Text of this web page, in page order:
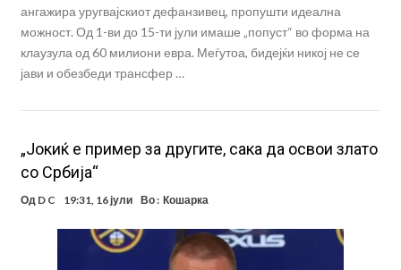
ангажира уругвајскиот дефанзивец, пропушти идеална
можност. Од 1-ви до 15-ти јули имаше „попуст“ во форма на
клаузула од 60 милиони евра. Меѓутоа, бидејќи никој не се
јави и обезбеди трансфер …
„Јокиќ е пример за другите, сака да освои злато
со Србија“
Од D C 19:31, 16 јули Во : Кошарка